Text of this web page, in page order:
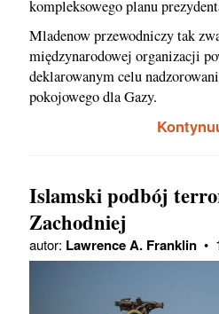
kompleksowego planu
Mladenow przewodniczy tak
międzynarodowej organizacji
deklarowanym celu
pokojowego dla Gazy.
Islamski podbój
Zachodniej
autor: Lawrence A. Franklin •